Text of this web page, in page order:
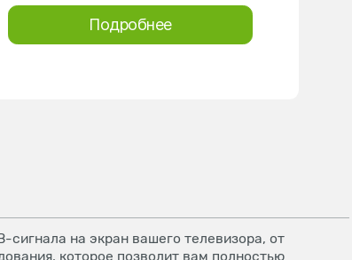
Подробнее
на экран вашего телевизора, от
которое позволит вам полностью